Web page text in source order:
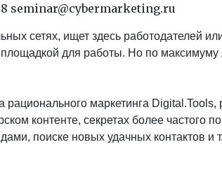
seminar@cybermarketing.ru
сетях, ищет здесь работодателей
для работы. Но по максимуму
рационального маркетинга
контенте, секретах более частого
поиске новых удачных контактов и